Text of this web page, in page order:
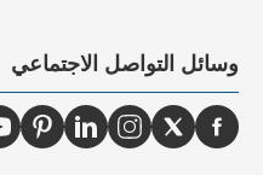
وسائل التواصل الاجتماعي